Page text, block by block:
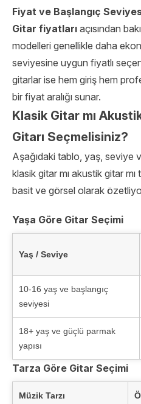
Fiyat ve Başlangıç
Gitar fiyatları açısından
modelleri genellikle daha
seviyesine uygun fiyatlı
gitarlar ise hem giriş hem
bir fiyat aralığı sunar.
Klasik Gitar mı
Gitarı Seçmelisiniz?
Aşağıdaki tablo, yaş, seviye
klasik gitar mı akustik gitar
basit ve görsel olarak
Yaşa Göre Gitar Seçimi
Yaş / Seviye
10-16 yaş ve başlangıç
seviyesi
18+ yaş ve güçlü parmak
yapısı
Tarza Göre Gitar Seçimi
Müzik Tarzı